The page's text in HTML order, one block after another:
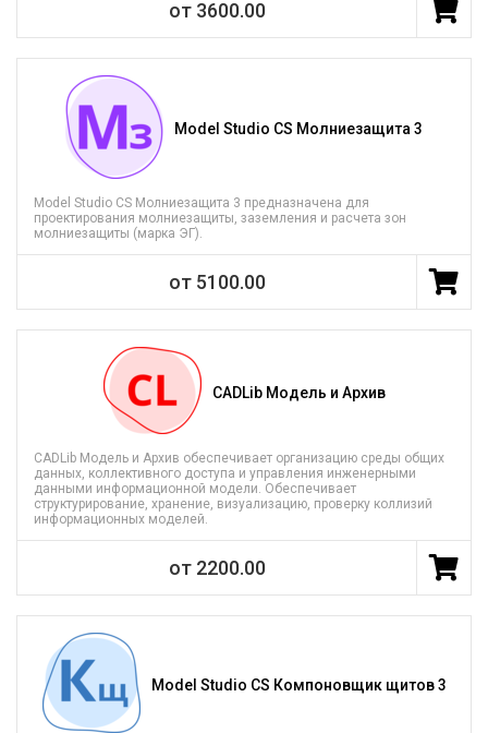
от 3600.00
Model Studio CS Молниезащита 3
Model Studio CS Молниезащита 3 предназначена для
проектирования молниезащиты, заземления и расчета зон
молниезащиты (марка ЭГ).
от 5100.00
CADLib Модель и Архив
CADLib Модель и Архив обеспечивает организацию среды общих
данных, коллективного доступа и управления инженерными
данными информационной модели. Обеспечивает
структурирование, хранение, визуализацию, проверку коллизий
информационных моделей.
от 2200.00
Model Studio CS Компоновщик щитов 3